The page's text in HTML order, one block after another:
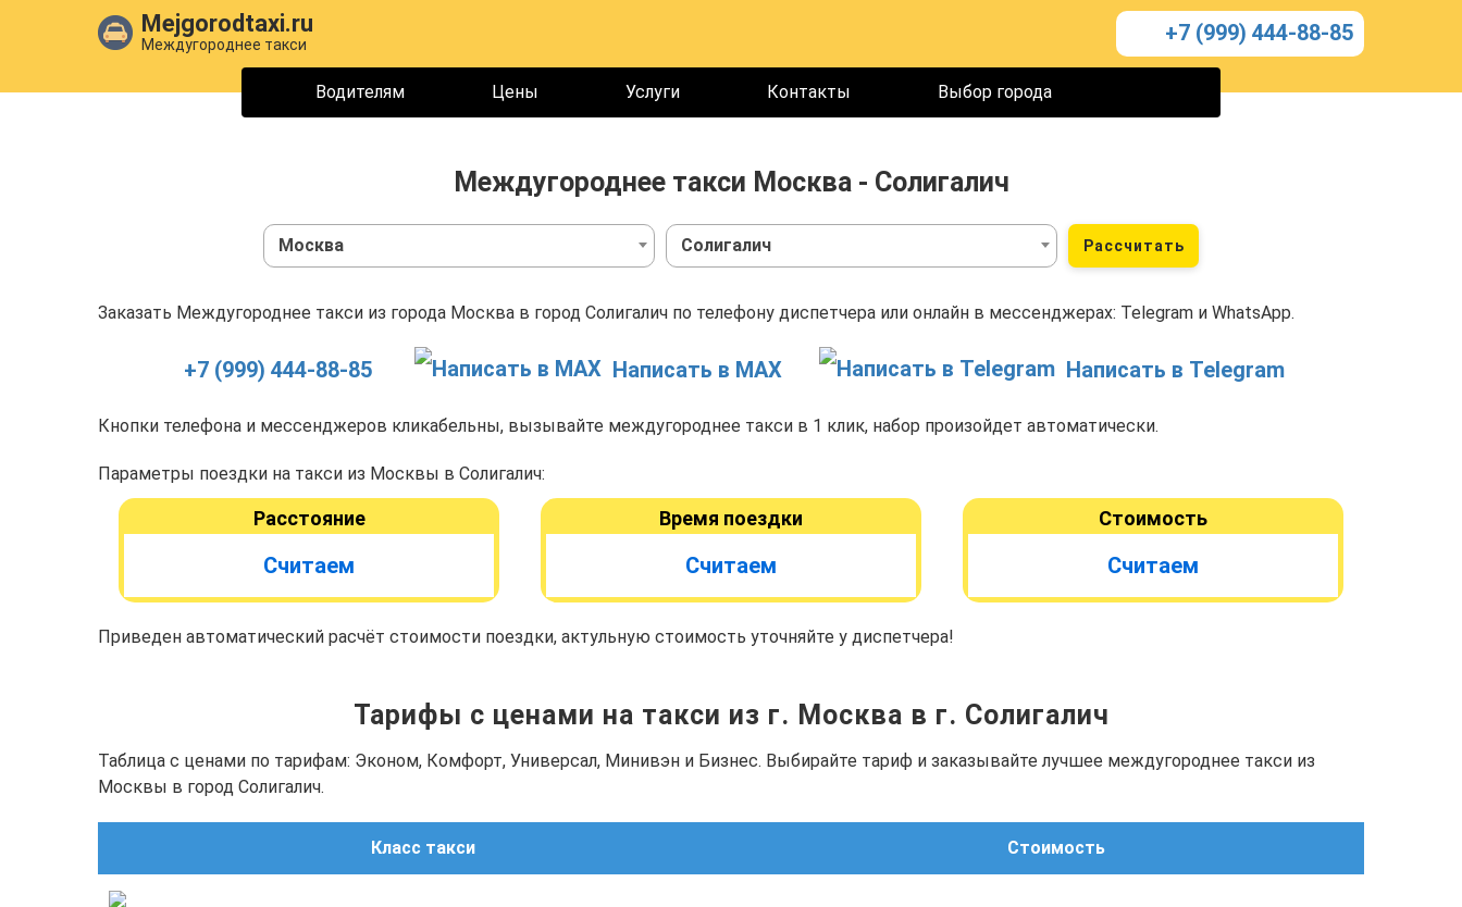
Mejgorodtaxi.ru
Междугороднее такси +7 (999) 444-88-85
Водителям Цены Услуги Контакты Выбор города
Междугороднее такси Москва - Солигалич
Москва Солигалич Рассчитать
Заказать Междугороднее такси из города Москва в город Солигалич по телефону диспетчера или онлайн в мессенджерах: Telegram и WhatsApp.
+7 (999) 444-88-85 Написать в MAX Написать в Telegram
Кнопки телефона и мессенджеров кликабельны, вызывайте междугороднее такси в 1 клик, набор произойдет автоматически.
Параметры поездки на такси из Москвы в Солигалич:
Расстояние
Считаем
Время поездки
Считаем
Стоимость
Считаем
Приведен автоматический расчёт стоимости поездки, актульную стоимость уточняйте у диспетчера!
Тарифы с ценами на такси из г. Москва в г. Солигалич
Таблица с ценами по тарифам: Эконом, Комфорт, Универсал, Минивэн и Бизнес. Выбирайте тариф и заказывайте лучшее междугороднее такси из
Москвы в город Солигалич.
Класс такси Стоимость